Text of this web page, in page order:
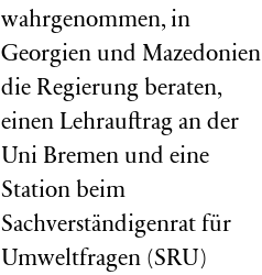
wahrgenommen, in
Georgien und Mazedonien
die Regierung beraten,
einen Lehrauftrag an der
Uni Bremen und eine
Station beim
Sachverständigenrat für
Umweltfragen (SRU )